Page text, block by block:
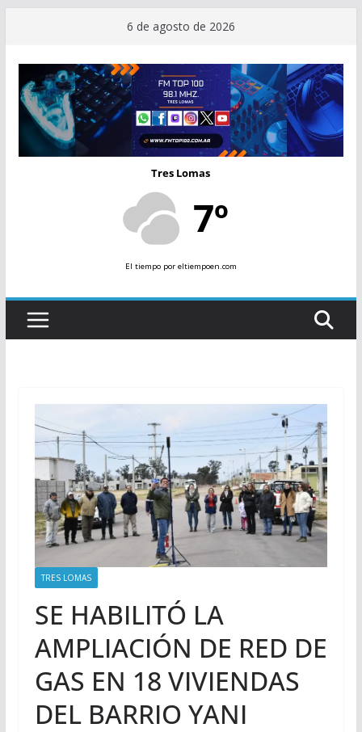
contenido
6 de agosto de 2026
Tres Lomas
7º
El tiempopor eltiempoen.com
TRES LOMAS
SE HABILITÓ LA
AMPLIACIÓN DE RED DE
GAS EN 18 VIVIENDAS
DEL BARRIO YANI